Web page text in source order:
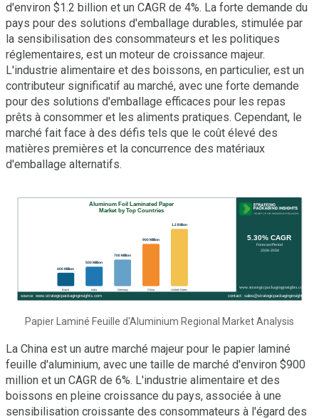
d'environ $1.2 billion et un CAGR de 4%. La forte demande du
pays pour des solutions d'emballage durables, stimulée par
la sensibilisation des consommateurs et les politiques
réglementaires, est un moteur de croissance majeur.
L'industrie alimentaire et des boissons, en particulier, est un
contributeur significatif au marché, avec une forte demande
pour des solutions d'emballage efficaces pour les repas
prêts à consommer et les aliments pratiques. Cependant, le
marché fait face à des défis tels que le coût élevé des
matières premières et la concurrence des matériaux
d'emballage alternatifs.
Papier Laminé Feuille d'Aluminium Regional Market Analysis
La China est un autre marché majeur pour le papier laminé
feuille d'aluminium, avec une taille de marché d'environ $900
million et un CAGR de 6%. L'industrie alimentaire et des
boissons en pleine croissance du pays, associée à une
sensibilisation croissante des consommateurs à l'égard des